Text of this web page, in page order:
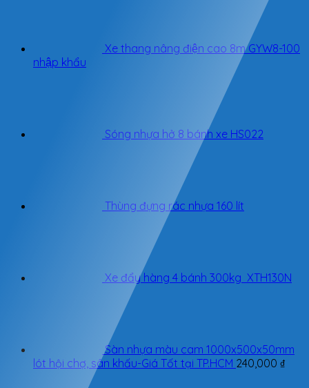
Xe thang nâng điện cao 8m GYW8-100
nhập khẩu
Sóng nhựa hở 8 bánh xe HS022
Thùng đựng rác nhựa 160 lít
Xe đẩy hàng 4 bánh 300kg XTH130N
Sàn nhựa màu cam 1000x500x50mm
lót hội chợ, sân khấu-Giá Tốt tại TP.HCM 240,000 ₫